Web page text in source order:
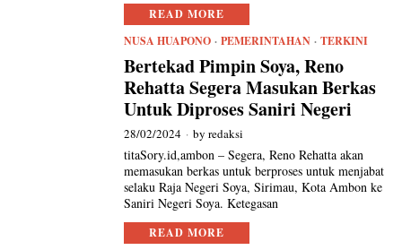
READ MORE
NUSA HUAPONO · PEMERINTAHAN · TERKINI
Bertekad Pimpin Soya, Reno
Rehatta Segera Masukan Berkas
Untuk Diproses Saniri Negeri
28/02/2024 byredaksi
titaSory.id,ambon – Segera, Reno Rehatta akan
memasukan berkas untuk berproses untuk menjabat
selaku Raja Negeri Soya, Sirimau, Kota Ambon ke
Saniri Negeri Soya. Ketegasan
READ MORE